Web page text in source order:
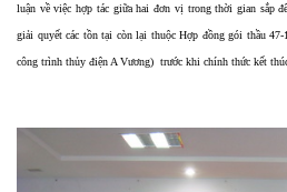
luận về việc hợp tác giữa hai đơn vị trong thời gian sắp
giải quyết các tồn tại còn lại thuộc Hợp đồng gói thầu
công trình thủy điện A Vương) trước khi chính thức kết